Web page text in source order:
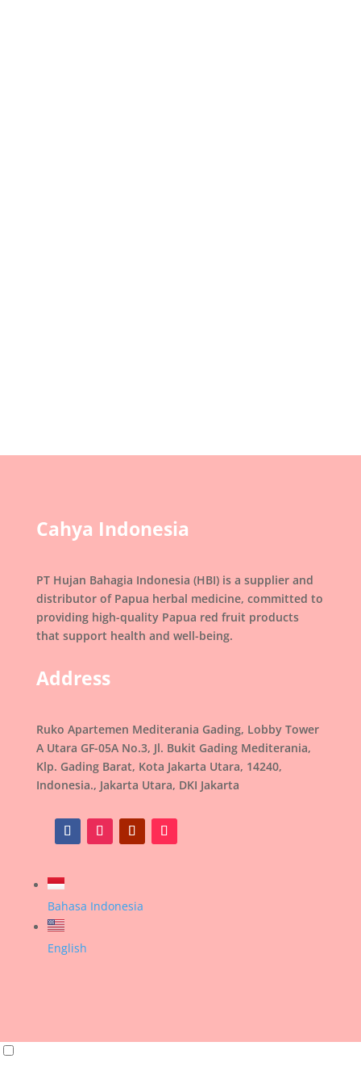
Cahya Indonesia
PT Hujan Bahagia Indonesia (HBI) is a supplier and
distributor of Papua herbal medicine, committed to
providing high-quality Papua red fruit products
that support health and well-being.
Address
Ruko Apartemen Mediterania Gading, Lobby Tower
A Utara GF-05A No.3, Jl. Bukit Gading Mediterania,
Klp. Gading Barat, Kota Jakarta Utara, 14240,
Indonesia., Jakarta Utara, DKI Jakarta
Bahasa Indonesia
English